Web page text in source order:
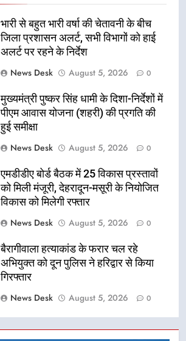
भारी से बहुत भारी वर्षा की चेतावनी के बीच
जिला प्रशासन अलर्ट, सभी विभागों को हाई
अलर्ट पर रहने के निर्देश
News Desk
August 5, 2026 0
मुख्यमंत्री पुष्कर सिंह धामी के दिशा-निर्देशों में
पीएम आवास योजना (शहरी) की प्रगति की
हुई समीक्षा
News Desk
August 5, 2026 0
एमडीडीए बोर्ड बैठक में 25 विकास प्रस्तावों
को मिली मंजूरी, देहरादून-मसूरी के नियोजित
विकास को मिलेगी रफ्तार
News Desk
August 5, 2026 0
बैरागीवाला हत्याकांड के फरार चल रहे
अभियुक्त को दून पुलिस ने हरिद्वार से किया
गिरफ्तार
News Desk
August 5, 2026 0